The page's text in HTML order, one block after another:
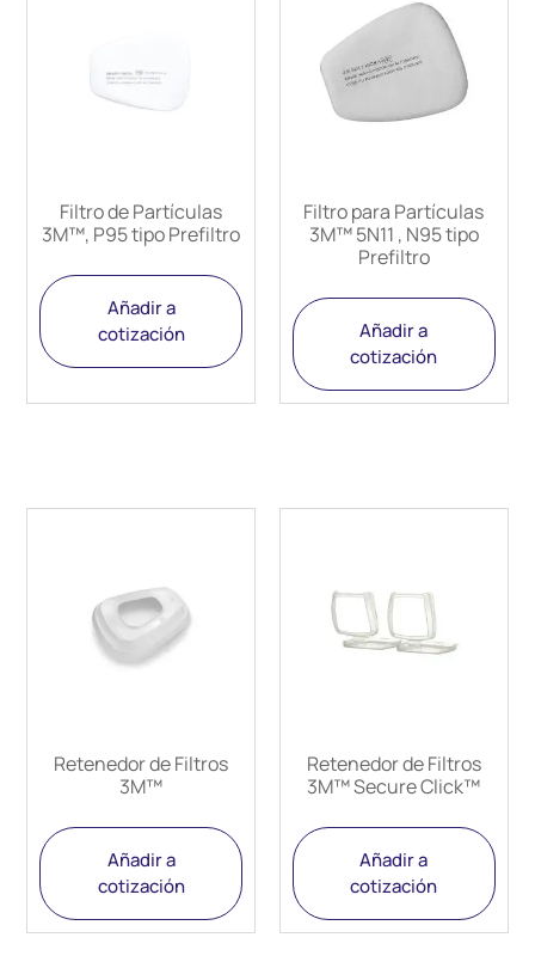
Filtro de Partículas
3M™, P95 tipo Prefiltro
Añadir a
cotización
Filtro para Partículas
3M™ 5N11 , N95 tipo
Prefiltro
Añadir a
cotización
Retenedor de Filtros
3M™
Añadir a
cotización
Retenedor de Filtros
3M™ Secure Click™
Añadir a
cotización